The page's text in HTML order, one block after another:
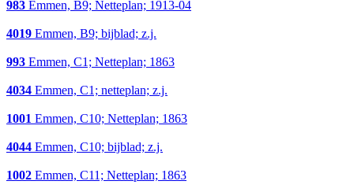
983 Emmen, B9; Netteplan; 1913-04
4019 Emmen, B9; bijblad; z.j.
993 Emmen, C1; Netteplan; 1863
4034 Emmen, C1; netteplan; z.j.
1001 Emmen, C10; Netteplan; 1863
4044 Emmen, C10; bijblad; z.j.
1002 Emmen, C11; Netteplan; 1863